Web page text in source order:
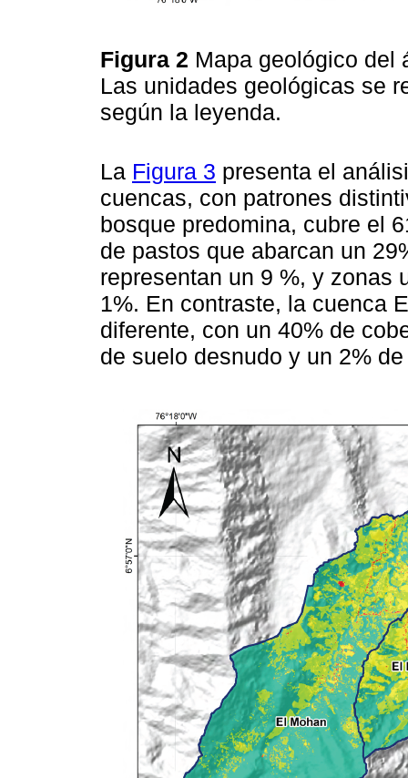
Figura 2 Mapa geológico del
Las unidades geológicas se
según la leyenda.
La Figura 3 presenta el
cuencas, con patrones
bosque predomina, cubre el
de pastos que abarcan un
representan un 9 %, y zonas
1%. En contraste, la cuenca
diferente, con un 40% de
de suelo desnudo y un 2%